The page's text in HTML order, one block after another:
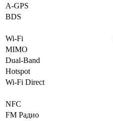
A-GPS
BDS
Wi-Fi
MIMO
Dual-Band
Hotspot
Wi-Fi Direct
NFC
FM Радио